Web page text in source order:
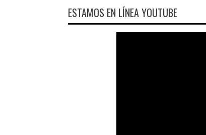
ESTAMOS EN LÍNEA YOUTUBE